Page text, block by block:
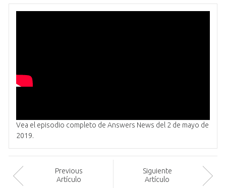
Vea el episodio completo de Answers News del 2 de mayo de
2019.
Previous
Artículo
Siguiente
Artículo